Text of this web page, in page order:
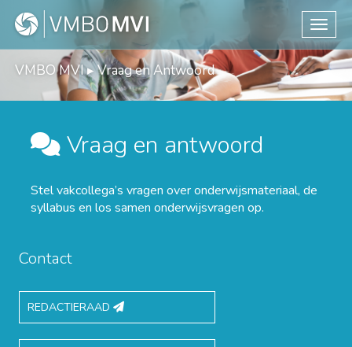
VMBO MVI▸Vraag en Antwoord
Vraag en antwoord
Stel vakcollega’s vragen over onderwijsmateriaal, de
syllabus en los samen onderwijsvragen op.
Contact
REDACTIERAAD